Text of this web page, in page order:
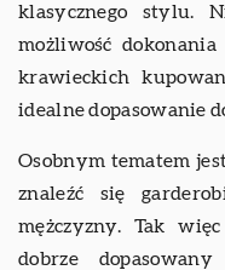
klasycznego stylu.
możliwość
krawieckich
idealne dopasowanie
Osobnym tematem
znaleźć się
mężczyzny. Tak
dobrze